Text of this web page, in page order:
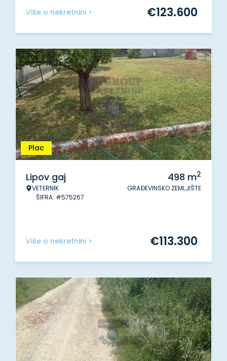
Više o nekretnini > €123.600
Plac
Lipov gaj
VETERNIK
ŠIFRA: #575267
498 m2
GRAĐEVINSKO ZEMLJIŠTE
Više o nekretnini > €113.300